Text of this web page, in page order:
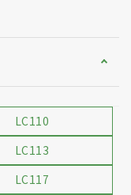
LC110
LC113
LC117